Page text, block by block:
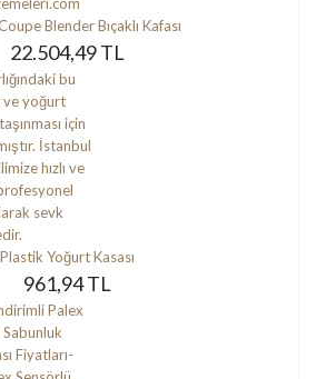
Blender Bıçaklı Kafası
22.504,49 TL
Plastik Yoğurt Kasası
961,94 TL